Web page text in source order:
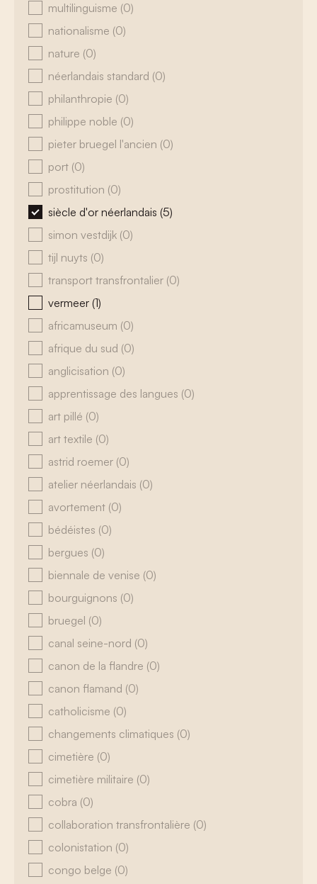
multilinguisme (0)
nationalisme (0)
nature (0)
néerlandais standard (0)
philanthropie (0)
philippe noble (0)
pieter bruegel l'ancien (0)
port (0)
prostitution (0)
siècle d'or néerlandais (5)
simon vestdijk (0)
tijl nuyts (0)
transport transfrontalier (0)
vermeer (1)
africamuseum (0)
afrique du sud (0)
anglicisation (0)
apprentissage des langues (0)
art pillé (0)
art textile (0)
astrid roemer (0)
atelier néerlandais (0)
avortement (0)
bédéistes (0)
bergues (0)
biennale de venise (0)
bourguignons (0)
bruegel (0)
canal seine-nord (0)
canon de la flandre (0)
canon flamand (0)
catholicisme (0)
changements climatiques (0)
cimetière (0)
cimetière militaire (0)
cobra (0)
collaboration transfrontalière (0)
colonistation (0)
congo belge (0)